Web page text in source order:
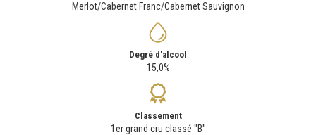
Merlot/Cabernet Franc/Cabernet Sauvignon
Degré d'alcool
15,0%
Classement
1er grand cru classé "B"